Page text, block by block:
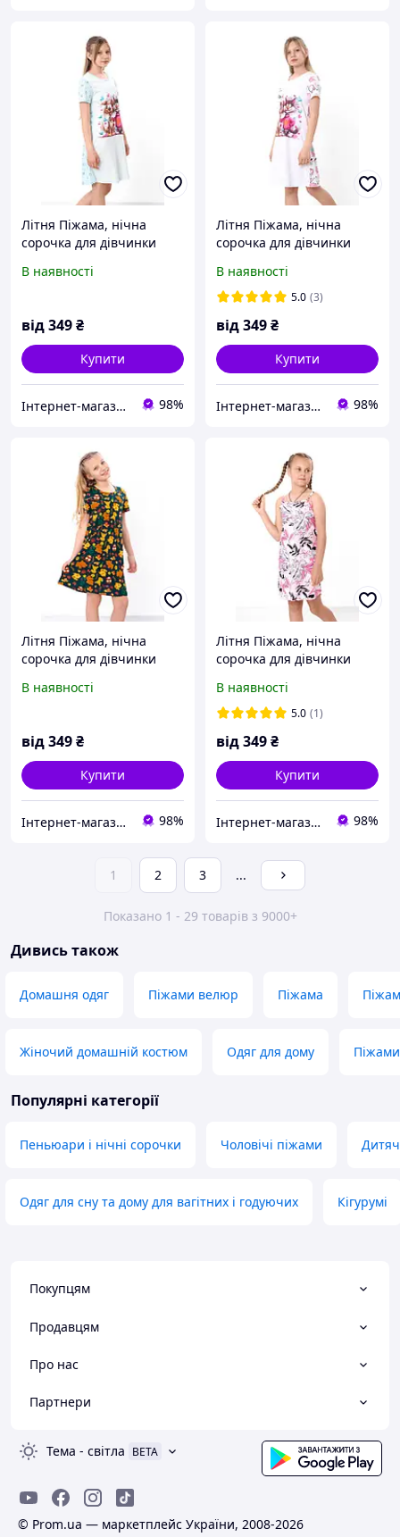
Літня Піжама, нічна
сорочка для дівчинки
бавовна, 134см, 140см,
В наявності
від349₴
Купити
Інтернет-магазин дитячого одягу "Дітки-цукерочки" 98%
Літня Піжама, нічна
сорочка для дівчинки
бавовна, 134см, 140см,
146см, 152см, 158 см,
В наявності
5.0 (3)
від349₴
Купити
Інтернет-магазин дитячого одягу "Дітки-цукерочки" 98%
Літня Піжама, нічна
сорочка для дівчинки
бавовна, 134см, 140см,
В наявності
від349₴
Купити
Інтернет-магазин дитячого одягу "Дітки-цукерочки" 98%
Літня Піжама, нічна
сорочка для дівчинки
бавовна, 134см, 140см,
146см, 152см, 158 см,
В наявності
5.0 (1)
від349₴
Купити
Інтернет-магазин дитячого одягу "Дітки-цукерочки" 98%
1 2 3 ...
Показано 1 - 29 товарів з 9000+
Дивись також
Домашня одяг Піжами велюр Піжама
Жіночий домашній костюм Одяг для дому
Популярні категорії
Пеньюари і нічні сорочки Чоловічі піжами
Одяг для сну та дому для вагітних і годуючих Кігурумі
Покупцям
Продавцям
Про нас
Партнери
Тема - світла BETA
© Prom.ua — маркетплейс України, 2008-2026